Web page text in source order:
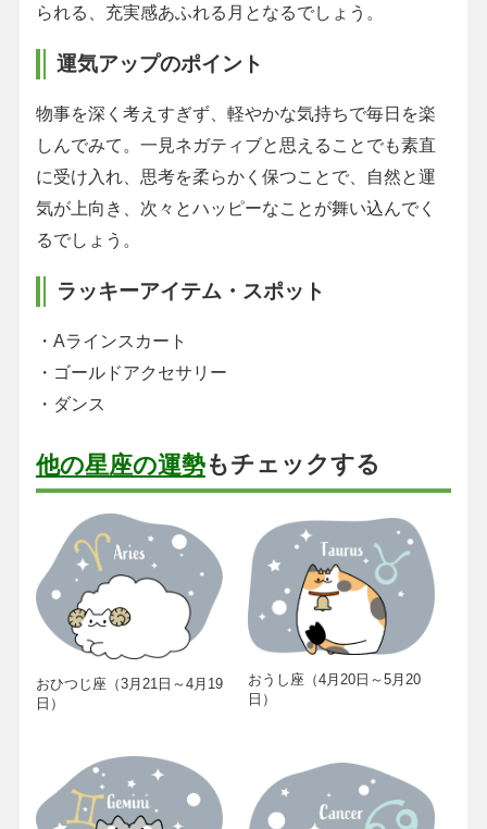
られる、充実感あふれる月となるでしょう。
運気アップのポイント
物事を深く考えすぎず、軽やかな気持ちで毎日を楽
しんでみて。一見ネガティブと思えることでも素直
に受け入れ、思考を柔らかく保つことで、自然と運
気が上向き、次々とハッピーなことが舞い込んでく
るでしょう。
ラッキーアイテム・スポット
・Aラインスカート
・ゴールドアクセサリー
・ダンス
他の星座の運勢もチェックする
おひつじ座（3月21日～4月19
日）
おうし座（4月20日～5月20
日）